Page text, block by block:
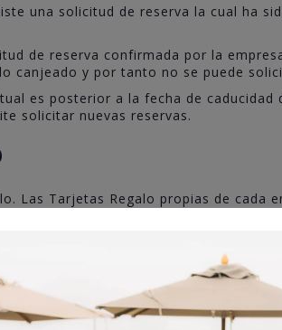
una solicitud de reserva la cual ha
de reserva confirmada por la
canjeado y por tanto no se puede
es posterior a la fecha de
solicitar nuevas reservas.
Las Tarjetas Regalo propias de cada
DE CADA EMPRESA
regalo propias de laS empresaS
o la persona que usted designe podrá
Este código de